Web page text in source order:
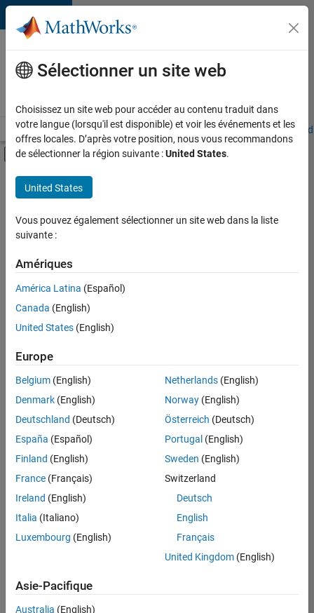
Passer au contenu
Votre
carrière
chez
Accueil Explorer nos opportunités Adresses de nos bureaux
Activer/désactiver l'affichage du menu
Contenu principal
FILTRER PAR
Programme destiné aux nouvelles carrières (EDG)
Applications et outils commerciaux
Ingénierie de la qualité
Enregistrer
sélectionnées
Les
descriptions
poste
n’ont
pas
été
traduites.
Effectuez
lieu
pour
Sélectionner un site web
Choisissez un site web pour accéder au contenu traduit dans
votre langue (lorsqu'il est disponible) et voir les événements et les
offres locales. D’après votre position, nous vous recommandons
de sélectionner la région suivante :United States.
United States
Vous pouvez également sélectionner un site web dans la liste
suivante :
Amériques
América Latina (Español)
Canada (English)
United States (English)
Europe
Belgium (English)
Denmark (English)
Deutschland (Deutsch)
España (Español)
Finland (English)
France (Français)
Ireland (English)
Italia (Italiano)
Luxembourg (English)
Netherlands(English)
Norway(English)
Österreich (Deutsch)
Portugal (English)
Sweden (English)
Switzerland
Deutsch
English
Français
United Kingdom(English)
Asie-Pacifique
Australia (English)